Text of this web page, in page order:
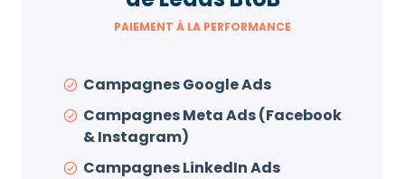
PAIEMENT À LA PERFORMANCE
Campagnes Google Ads
Campagnes Meta Ads (Facebook
& Instagram)
Campagnes LinkedIn Ads